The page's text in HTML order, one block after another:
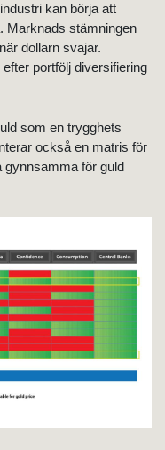
kan börja att
Marknads stämningen
dollarn svajar.
portfölj diversifiering
som en trygghets
också en matris för
gynnsamma för guld